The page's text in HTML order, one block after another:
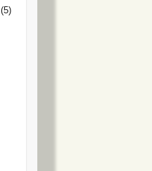
(5)